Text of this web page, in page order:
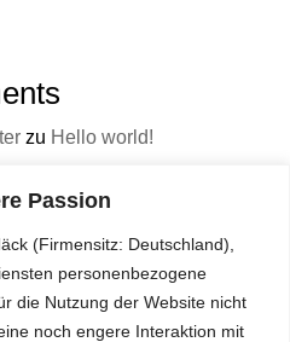
Passion
(Firmensitz: Deutschland),
personenbezogene
die Nutzung der Website nicht
noch engere Interaktion mit
zu Hello world!
AGB